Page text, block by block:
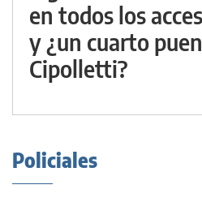
en todos los
y ¿un cuarto
Cipolletti?
Policiales